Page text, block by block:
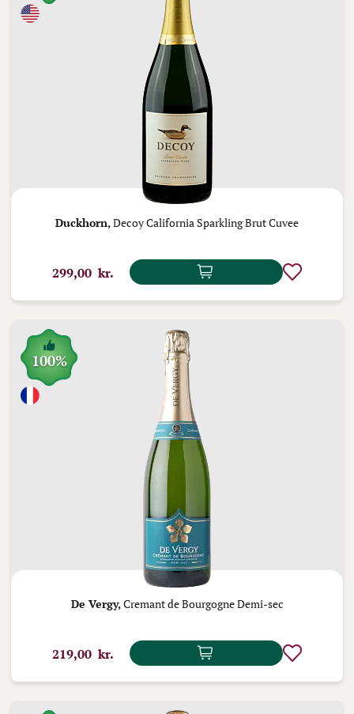
Duckhorn, Decoy California Sparkling Brut Cuvee
299,00 kr.
100%
De Vergy,Cremant de Bourgogne Demi-sec
219,00 kr.